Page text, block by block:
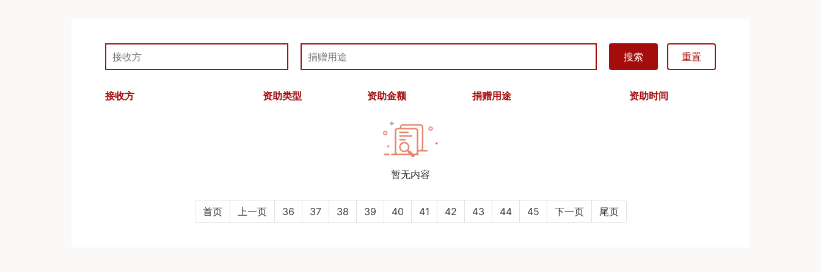
搜索 重置
接收方 资助类型 资助金额 捐赠用途 资助时间
暂无内容
首页 上一页 36 37 38 39 40 41 42 43 44 45 下一页 尾页